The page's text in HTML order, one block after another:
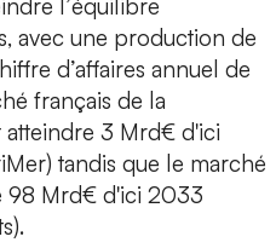
l’équilibre
avec une production de
d’affaires annuel de
français de la
3 Mrd€ d'ici
tandis que le marché
98 Mrd€ d'ici 2033